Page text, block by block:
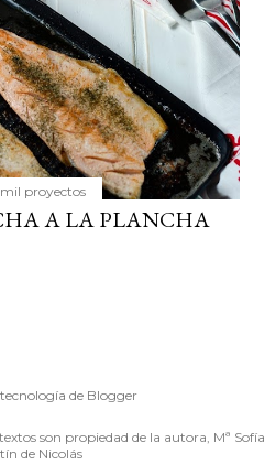
mil proyectos
A LA PLANCHA
de Blogger
son propiedad de la autora, Mª Sofía
de Nicolás